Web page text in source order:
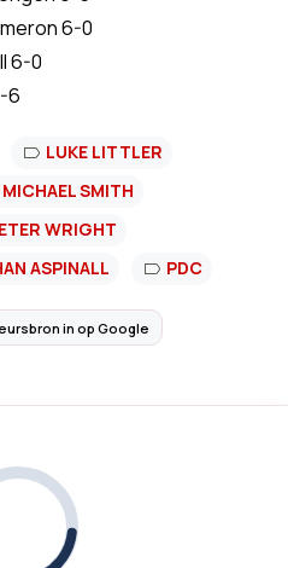
6-0
6-0
6
LUKE LITTLER
MICHAEL SMITH
WRIGHT
ASPINALL PDC
in op Google